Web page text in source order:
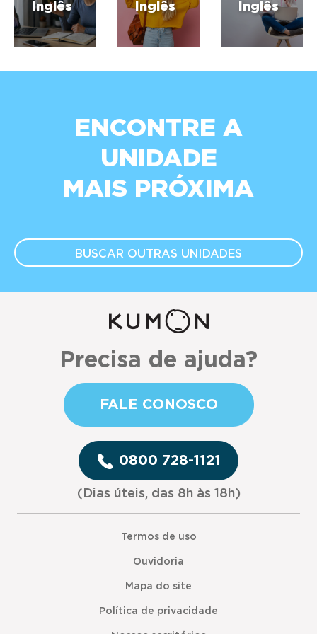
Inglês Inglês Inglês
ENCONTRE A
UNIDADE
MAIS PRÓXIMA
BUSCAR OUTRAS UNIDADES
Precisa de ajuda?
FALE CONOSCO
0800 728-1121
(Dias úteis, das 8h às 18h)
Termos de uso
Ouvidoria
Mapa do site
Política de privacidade